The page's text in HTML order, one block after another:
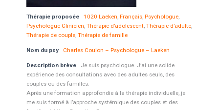
Nom du psy Charles Coulon – Psychologue – Laeken
Thérapie proposée 1020 Laeken, Français, Psychologue,
Psychologue Clinicien, Thérapie d’adolescent, Thérapie d’adulte,
Thérapie de couple, Thérapie de famille
Description brève
Je suis psychologue. J’ai une solide
expérience des consultations avec des adultes seuls, des
couples ou des familles.
Après une formation approfondie à la thérapie individuelle, je
me suis formé à l’approche systémique des couples et des